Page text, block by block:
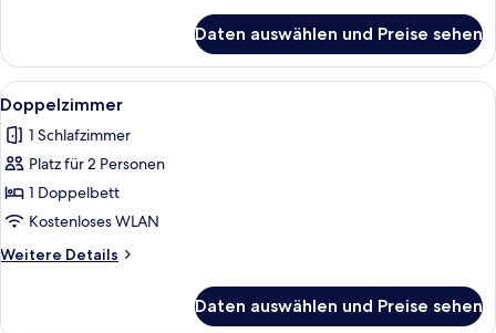
Daten auswählen und Preise sehen
Alle
Fotos
für
Doppelzimmer
anzeigen
Ein Schlafzimmer mit einem Bett,
4
Doppelzimmer
1 Schlafzimmer
Platz für 2 Personen
1 Doppelbett
Kostenloses WLAN
Weitere Details
Weitere
Daten auswählen und Preise sehen